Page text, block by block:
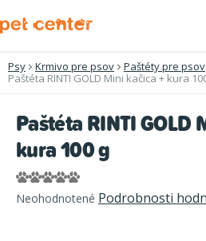
na
Psy Krmivo pre psov
Paštéty pre psov
Paštéta RINTI GOLD Mini kačica + kura
Paštéta RINTI GOLD
kura 100 g
Priemerné
hodnotenie
Neohodnotené Podrobnosti